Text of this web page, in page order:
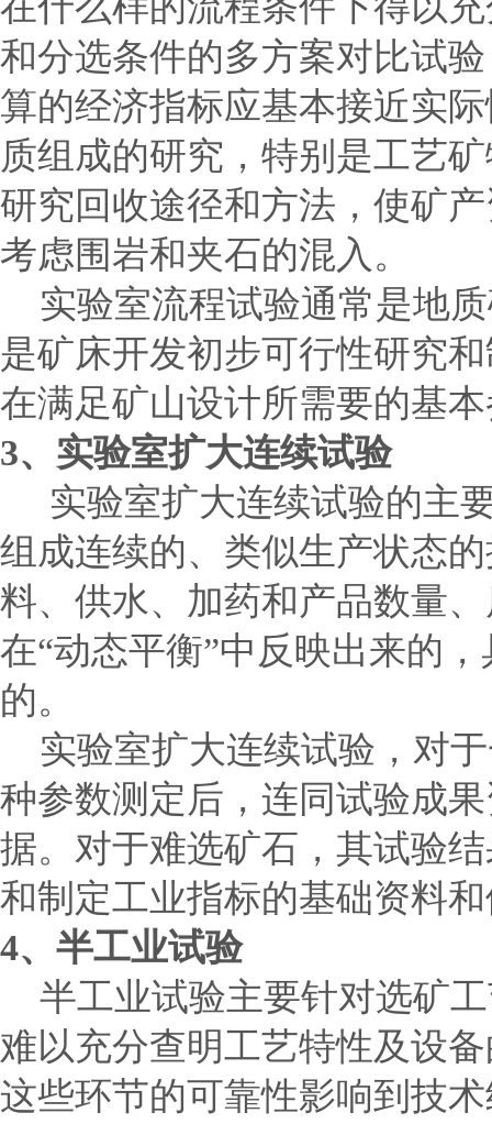
和分选条件的多方案对比试
算的经济指标应基本接近实
质组成的研究，特别是工艺
研究回收途径和方法，使矿
考虑围岩和夹石的混入。
实验室流程试验通常是地
是矿床开发初步可行性研究
在满足矿山设计所需要的基
3、实验室扩大连续试验
实验室扩大连续试验的主
组成连续的、类似生产状态
料、供水、加药和产品数量
在“动态平衡”中反映出来的
的。
实验室扩大连续试验，对
种参数测定后，连同试验成
据。对于难选矿石，其试验
和制定工业指标的基础资料
4、半工业试验
半工业试验主要针对选矿
难以充分查明工艺特性及设
这些环节的可靠性影响到技